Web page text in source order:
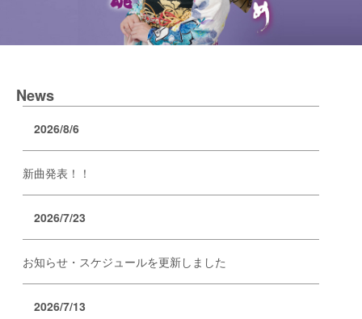
News
2026/8/6
新曲発表！！
2026/7/23
お知らせ・スケジュールを更新しました
2026/7/13